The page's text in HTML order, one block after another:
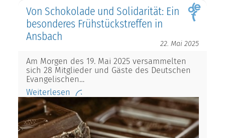
Von Schokolade und Solidarität: Ein
besonderes Frühstückstreffen in
Ansbach
22. Mai 2025
Am Morgen des 19. Mai 2025 versammelten
sich 28 Mitglieder und Gäste des Deutschen
Evangelischen…
Weiterlesen